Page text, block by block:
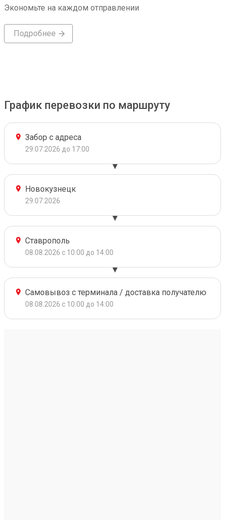
Экономьте на каждом отправлении
Подробнее
График перевозки по маршруту
Забор с адреса
29.07.2026 до 17:00
Новокузнецк
29.07.2026
Ставрополь
08.08.2026 с 10:00 до 14:00
Самовывоз с терминала / доставка получателю
08.08.2026 с 10:00 до 14:00